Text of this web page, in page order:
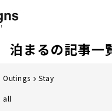
泊まるの記事一
Outings Stay
all